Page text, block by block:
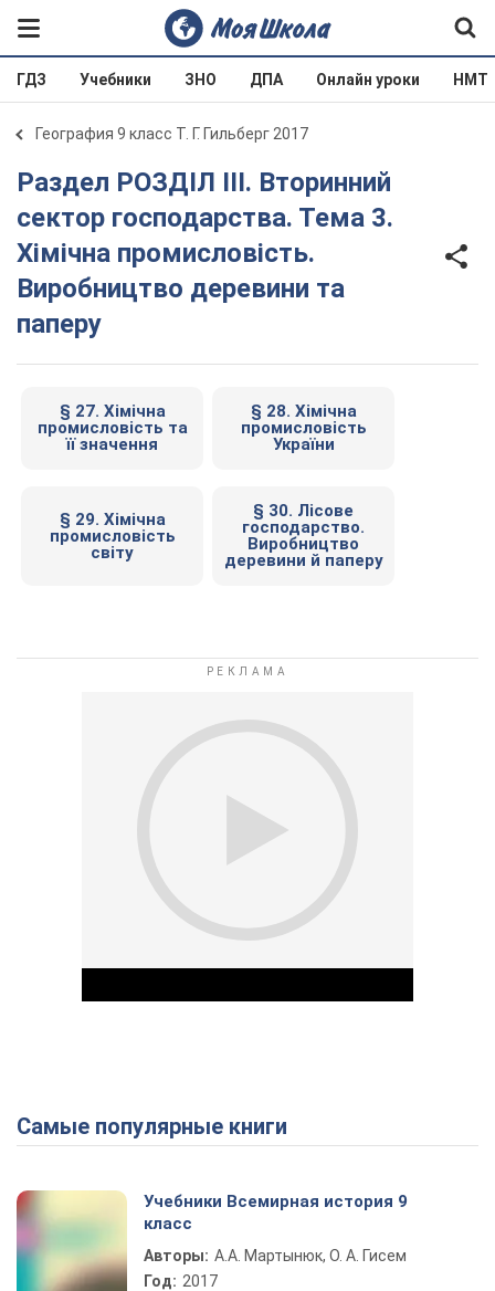
ГДЗ Учебники ЗНО ДПА Онлайн уроки НМТ
География 9 класс Т. Г. Гильберг 2017
Раздел РОЗДІЛ ІII. Вторинний
сектор господарства. Тема 3.
Хімічна промисловість.
Виробництво деревини та
паперу
§ 27. Хімічна
промисловість та
її значення
§ 28. Хімічна
промисловість
України
§ 29. Хімічна
промисловість
світу
§ 30. Лісове
господарство.
Виробництво
деревини й паперу
Play Video
Самые популярные книги
Учебники Всемирная история 9
класс
Авторы: А.А. Мартынюк, О. А. Гисем
Год: 2017